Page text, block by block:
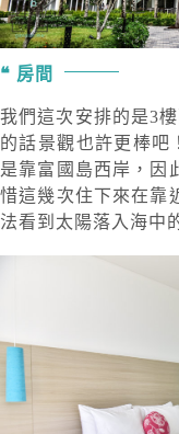
房間
我們這次安排的是3
的話景觀也許更棒吧
是靠富國島西岸，因
惜這幾次住下來在靠
法看到太陽落入海中